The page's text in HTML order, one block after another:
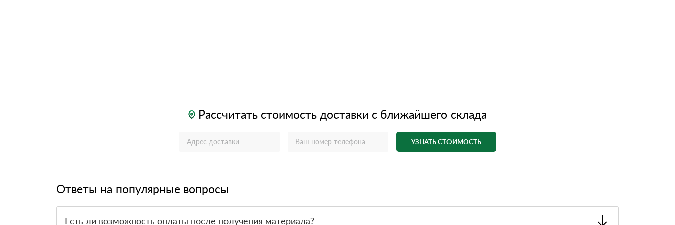
Рассчитать стоимость доставки с ближайшего склада
УЗНАТЬ СТОИМОСТЬ
Ответы на популярные вопросы
Есть ли возможность оплаты после получения материала?